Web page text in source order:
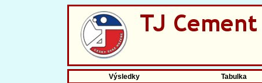
Výsledky Tabulka